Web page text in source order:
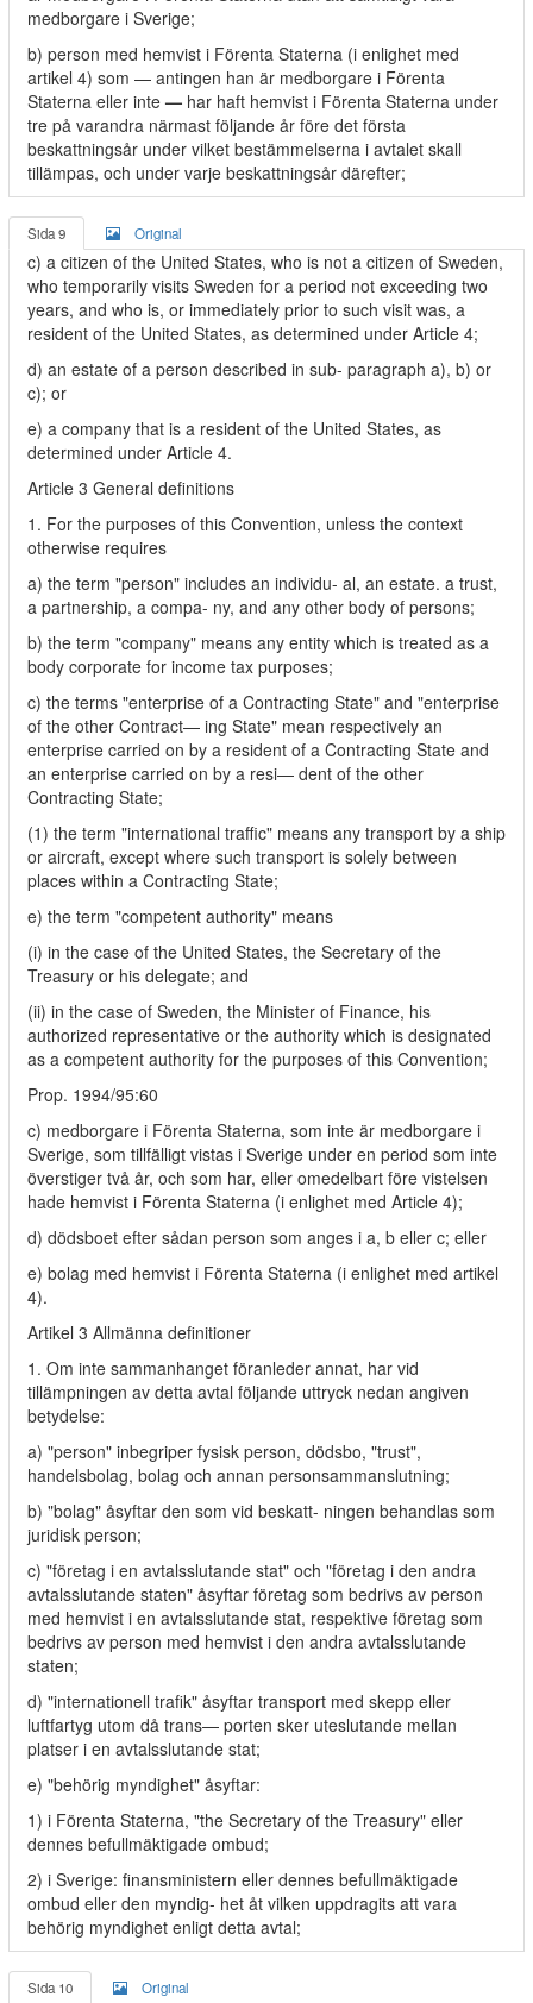
medborgare i Sverige;
b) person med hemvist i Förenta Staterna (i enlighet med
artikel 4) som — antingen han är medborgare i Förenta
Staterna eller inte — har haft hemvist i Förenta Staterna under
tre på varandra närmast följande år före det första
beskattningsår under vilket bestämmelserna i avtalet skall
tillämpas, och under varje beskattningsår därefter;
Sida 9 Original
c) a citizen of the United States, who is not a citizen of Sweden,
who temporarily visits Sweden for a period not exceeding two
years, and who is, or immediately prior to such visit was, a
resident of the United States, as determined under Article 4;
d) an estate of a person described in sub- paragraph a), b) or
c); or
e) a company that is a resident of the United States, as
determined under Article 4.
Article 3 General definitions
1. For the purposes of this Convention, unless the context
otherwise requires
a) the term "person" includes an individu- al, an estate. a trust,
a partnership, a compa- ny, and any other body of persons;
b) the term "company" means any entity which is treated as a
body corporate for income tax purposes;
c) the terms "enterprise of a Contracting State" and "enterprise
of the other Contract— ing State" mean respectively an
enterprise carried on by a resident of a Contracting State and
an enterprise carried on by a resi— dent of the other
Contracting State;
(1) the term "international traffic" means any transport by a ship
or aircraft, except where such transport is solely between
places within a Contracting State;
e) the term "competent authority" means
(i) in the case of the United States, the Secretary of the
Treasury or his delegate; and
(ii) in the case of Sweden, the Minister of Finance, his
authorized representative or the authority which is designated
as a competent authority for the purposes of this Convention;
Prop. 1994/95:60
c) medborgare i Förenta Staterna, som inte är medborgare i
Sverige, som tillfälligt vistas i Sverige under en period som inte
överstiger två år, och som har, eller omedelbart före vistelsen
hade hemvist i Förenta Staterna (i enlighet med Article 4);
d) dödsboet efter sådan person som anges i a, b eller c; eller
e) bolag med hemvist i Förenta Staterna (i enlighet med artikel
4).
Artikel 3 Allmänna definitioner
1. Om inte sammanhanget föranleder annat, har vid
tillämpningen av detta avtal följande uttryck nedan angiven
betydelse:
a) "person" inbegriper fysisk person, dödsbo, "trust",
handelsbolag, bolag och annan personsammanslutning;
b) "bolag" åsyftar den som vid beskatt- ningen behandlas som
juridisk person;
c) "företag i en avtalsslutande stat" och "företag i den andra
avtalsslutande staten" åsyftar företag som bedrivs av person
med hemvist i en avtalsslutande stat, respektive företag som
bedrivs av person med hemvist i den andra avtalsslutande
staten;
d) "internationell trafik" åsyftar transport med skepp eller
luftfartyg utom då trans— porten sker uteslutande mellan
platser i en avtalsslutande stat;
e) "behörig myndighet" åsyftar:
1) i Förenta Staterna, "the Secretary of the Treasury" eller
dennes befullmäktigade ombud;
2) i Sverige: finansministern eller dennes befullmäktigade
ombud eller den myndig- het åt vilken uppdragits att vara
behörig myndighet enligt detta avtal;
Sida 10 Original